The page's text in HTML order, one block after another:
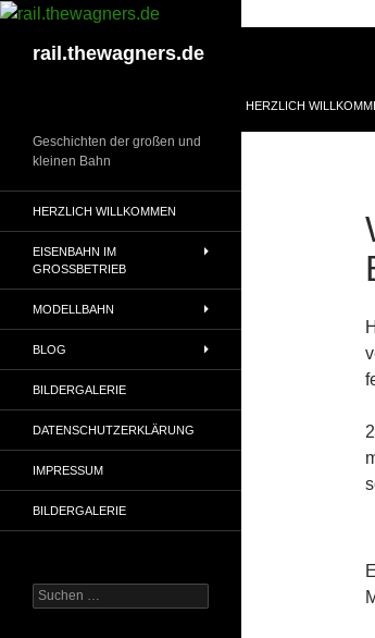
Zum
springenrail.thewagners.de
HERZLICH
Geschichten der großen und
kleinen Bahn
HERZLICH WILLKOMMEN
EISENBAHN IM
GROSSBETRIEB
MODELLBAHN
BLOG
BILDERGALERIE
DATENSCHUTZERKLÄRUNG
IMPRESSUM
BILDERGALERIE
Suchen
nach: